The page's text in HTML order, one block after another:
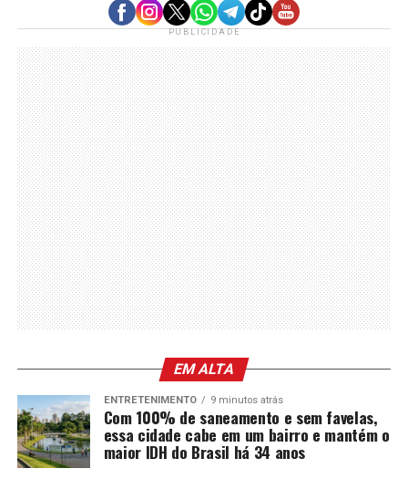
PUBLICIDADE
EM ALTA
ENTRETENIMENTO 9 minutos atrás
Com 100% de saneamento e sem favelas,
essa cidade cabe em um bairro e mantém o
maior IDH do Brasil há 34 anos